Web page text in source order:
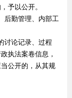
予以公开。
勤管理、内部工
论记录、过程
执法案卷信息，
公开的，从其规